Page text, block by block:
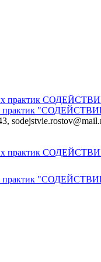
практик
практик